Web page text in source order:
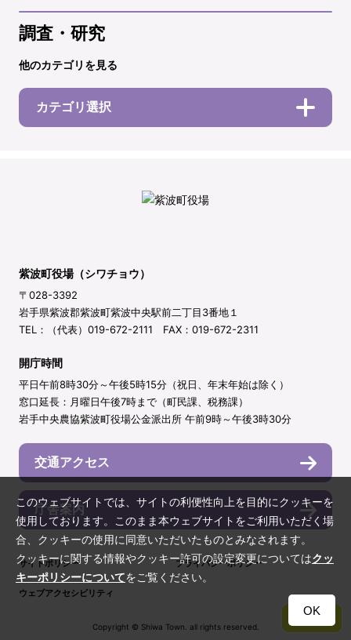
調査・研究
他のカテゴリを見る
カテゴリ選択
紫波町役場（シワチョウ）
〒028-3392
岩手県紫波郡紫波町紫波中央駅前二丁目3番地１
TEL：（代表）019-672-2111 FAX：019-672-2311
開庁時間
平日午前8時30分～午後5時15分（祝日、年末年始は除く）
窓口延長：月曜日午後7時まで（町民課、税務課）
岩手中央農協紫波町役場公金派出所 午前9時～午後3時30分
交通アクセス
庁舎案内
サイトポリシー プライバシーポリシー
ウェブアクセシビリティ
Copyright © Shiwa Town. all rights reserved.
TOP
このウェブサイトでは、サイトの利便性向上を目的にクッキーを
使用しております。このまま本ウェブサイトをご利用いただく場
合、クッキーの使用に同意いただいたものとみなされます。
クッキーに関する情報やクッキー許可の設定変更についてはクッ
キーポリシーについてをご覧ください。
OK